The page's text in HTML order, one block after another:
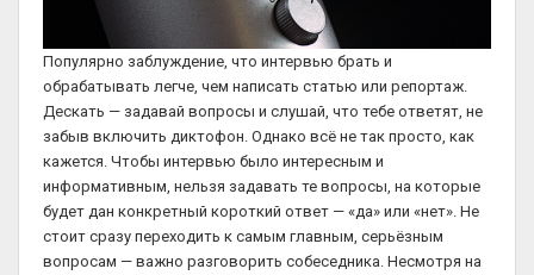
Популярно заблуждение, что интервью брать и
обрабатывать легче, чем написать статью или репортаж.
Дескать — задавай вопросы и слушай, что тебе ответят, не
забыв включить диктофон. Однако всё не так просто, как
кажется. Чтобы интервью было интересным и
информативным, нельзя задавать те вопросы, на которые
будет дан конкретный короткий ответ — «да» или «нет». Не
стоит сразу переходить к самым главным, серьёзным
вопросам — важно разговорить собеседника. Несмотря на